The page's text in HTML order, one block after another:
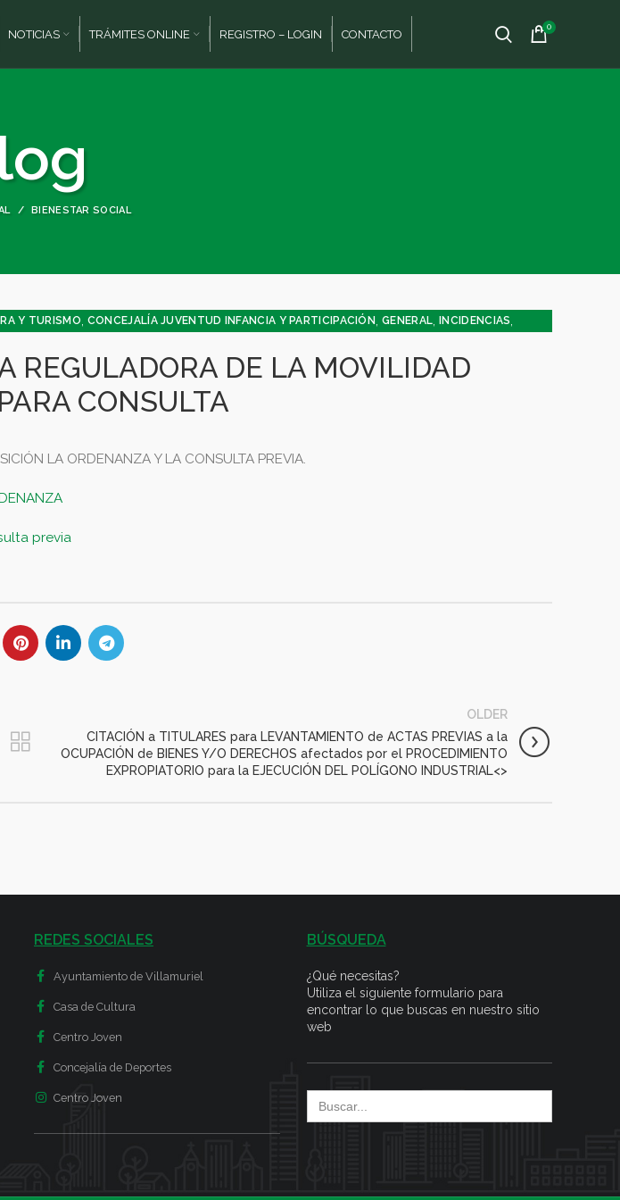
NOTICIAS TRÁMITES ONLINE REGISTRO – LOGIN CONTACTO
0
BIENESTAR SOCIAL
Y TURISMO CONCEJALÍA JUVENTUD INFANCIA Y PARTICIPACIÓN ,GENERAL , INCIDENCIAS
REGULADORA DE LA MOVILIDAD
CONSULTA
LA ORDENANZA Y LA CONSULTA PREVIA.
previa
OLDER
CITACIÓN a TITULARES para LEVANTAMIENTO de ACTAS PREVIAS a la
OCUPACIÓN de BIENES Y/O DERECHOS afectados por el PROCEDIMIENTO
EXPROPIATORIO para la EJECUCIÓN DEL POLÍGONO INDUSTRIAL<>
REDES SOCIALES
Ayuntamiento de Villamuriel
Casa de Cultura
Centro Joven
Concejalía de Deportes
Centro Joven
BÚSQUEDA
¿Qué necesitas?
Utiliza el siguiente formulario para
encontrar lo que buscas en nuestro sitio
web
Search
for: